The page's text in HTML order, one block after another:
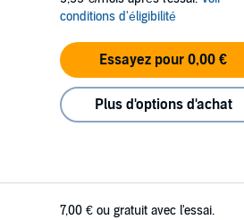
conditions d'éligibilité
Essayez pour 0,00 €
Plus d'options d'achat
7,00 € ou gratuit avec l'essai.